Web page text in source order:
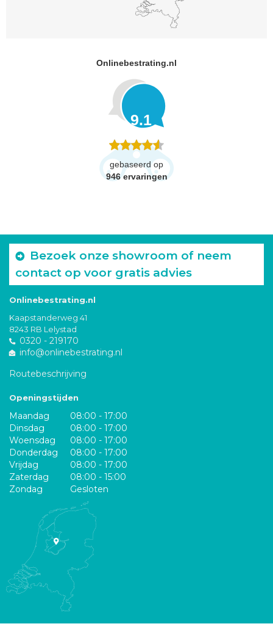
Onlinebestrating.nl
9.1
gebaseerd op
946 ervaringen
Bezoek onze showroom of neem
contact op voor gratis advies
Onlinebestrating.nl
Kaapstanderweg 41
8243 RB Lelystad
0320 - 219170
info@onlinebestrating.nl
Routebeschrijving
Openingstijden
Maandag
08:00 - 17:00
Dinsdag
08:00 - 17:00
Woensdag
08:00 - 17:00
Donderdag
08:00 - 17:00
Vrijdag
08:00 - 17:00
Zaterdag
08:00 - 15:00
Zondag
Gesloten